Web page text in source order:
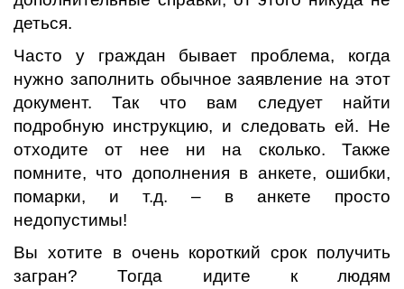
деться.
Часто у граждан бывает проблема, когда
нужно заполнить обычное заявление на этот
документ. Так что вам следует найти
подробную инструкцию, и следовать ей. Не
отходите от нее ни на сколько. Также
помните, что дополнения в анкете, ошибки,
помарки, и т.д. – в анкете просто
недопустимы!
Вы хотите в очень короткий срок получить
загран? Тогда идите к людям